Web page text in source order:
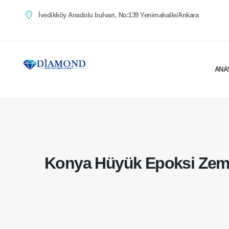
İvedikköy Anadolu bulvarı. No:139 Yenimahalle/Ankara
Konya Hüyük Epoksi